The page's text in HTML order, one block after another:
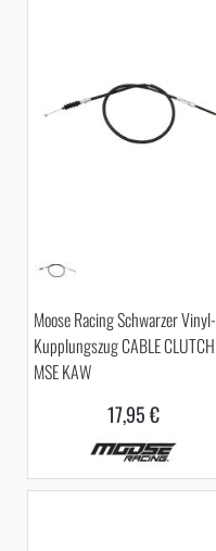
Moose Racing Schwarzer Vinyl-
Kupplungszug CABLE CLUTCH
MSE KAW
17,95 €